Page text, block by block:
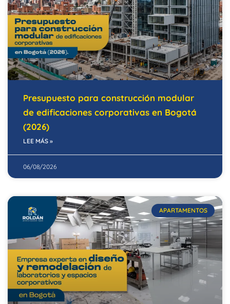
Presupuesto para construcción modular
de edificaciones corporativas en Bogotá
(2026)
LEE MÁS »
06/08/2026
APARTAMENTOS